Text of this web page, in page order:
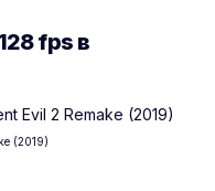
fps в
(2019)